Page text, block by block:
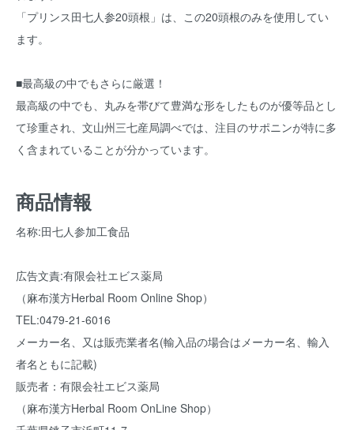
「プリンス田七人参20頭根」は、この20頭根のみを使用してい
ます。
■最高級の中でもさらに厳選！
最高級の中でも、丸みを帯びて豊満な形をしたものが優等品とし
て珍重され、文山州三七産局調べでは、注目のサポニンが特に多
く含まれていることが分かっています。
商品情報
名称:田七人参加工食品
広告文責:有限会社エビス薬局
（麻布漢方Herbal Room Online Shop）
TEL:0479-21-6016
メーカー名、又は販売業者名(輸入品の場合はメーカー名、輸入
者名ともに記載)
販売者：有限会社エビス薬局
（麻布漢方Herbal Room OnLine Shop）